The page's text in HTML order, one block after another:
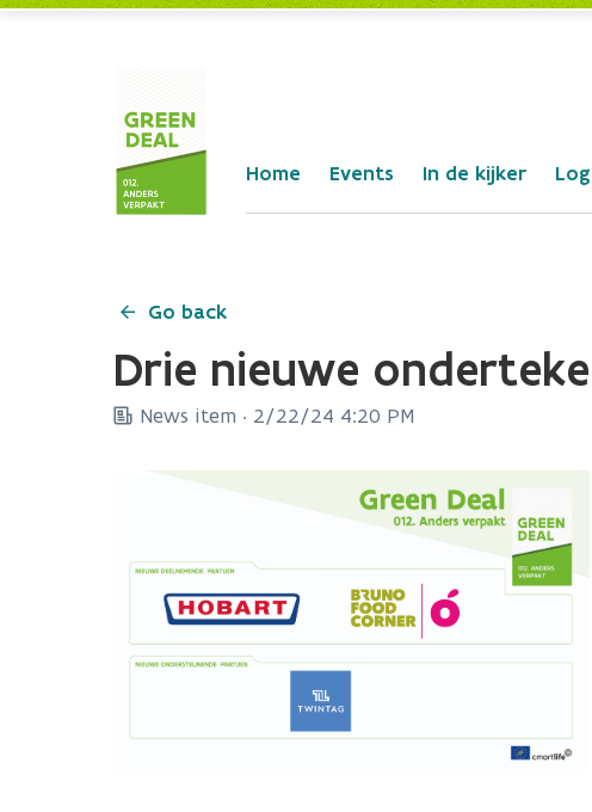
Home Events In de kijker
Go back
Drie nieuwe
News item · 2/22/24 4:20 PM